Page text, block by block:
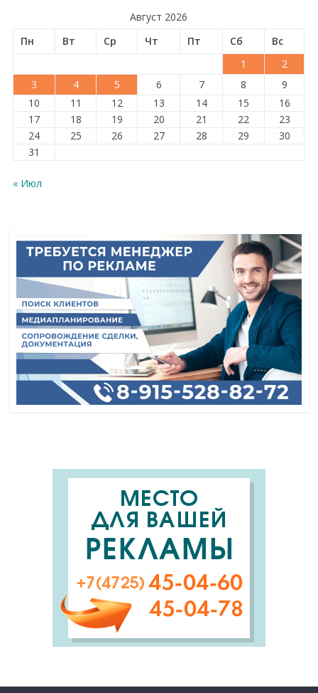
Август 2026
Пн
Вт Ср Чт Пт Сб
Вс
1
2
3
4 5 6 7 8
9
10
11 12 13 14 15
16
17
18 19 20 21 22
23
24
25 26 27 28 29
30
31
« Июл